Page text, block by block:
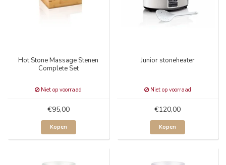
Hot Stone Massage Stenen
Complete Set
Niet op voorraad
€95,00
Kopen
Junior stoneheater
Niet op voorraad
€120,00
Kopen